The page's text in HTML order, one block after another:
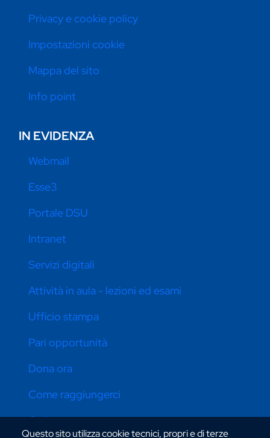
Questo sito utilizza cookie tecnici, propri e di terze
Privacy e cookie policy
Impostazioni cookie
Mappa del sito
Info point
IN EVIDENZA
Webmail
Esse3
Portale DSU
Intranet
Servizi digitali
Attività in aula - lezioni ed esami
Ufficio stampa
Pari opportunità
Dona ora
Come raggiungerci
Online store